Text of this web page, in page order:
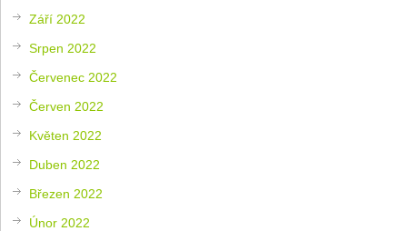
Září 2022
Srpen 2022
Červenec 2022
Červen 2022
Květen 2022
Duben 2022
Březen 2022
Únor 2022